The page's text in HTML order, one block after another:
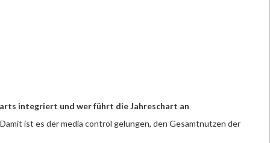
integriert und wer führt die Jahreschart an
ist es der media control gelungen, den Gesamtnutzen der